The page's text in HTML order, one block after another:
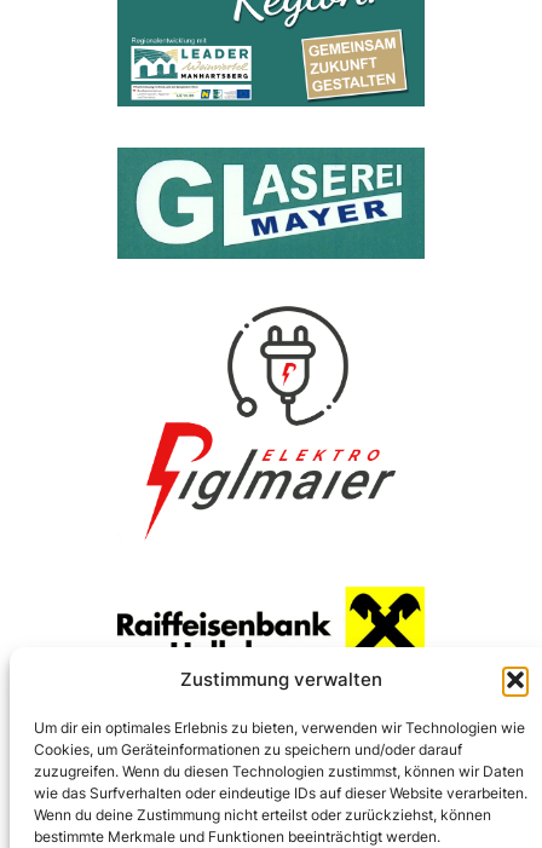
Zustimmung verwalten
Um dir ein optimales Erlebnis zu bieten, verwenden wir Technologien wie
Cookies, um Geräteinformationen zu speichern und/oder darauf
zuzugreifen. Wenn du diesen Technologien zustimmst, können wir Daten
wie das Surfverhalten oder eindeutige IDs auf dieser Website verarbeiten.
Wenn du deine Zustimmung nicht erteilst oder zurückziehst, können
bestimmte Merkmale und Funktionen beeinträchtigt werden.